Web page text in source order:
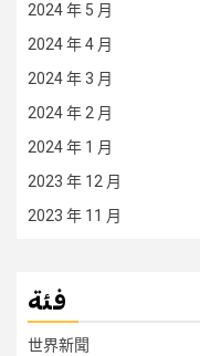
2024 年 5 月
2024 年 4 月
2024 年 3 月
2024 年 2 月
2024 年 1 月
2023 年 12 月
2023 年 11 月
فئة
世界新聞